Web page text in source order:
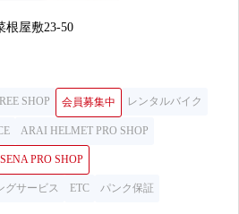
根屋敷23-50
SHOP 会員募集中 レンタルバイク
ARAI HELMET PRO SHOP
SENA PRO SHOP
グサービス ETC パンク保証